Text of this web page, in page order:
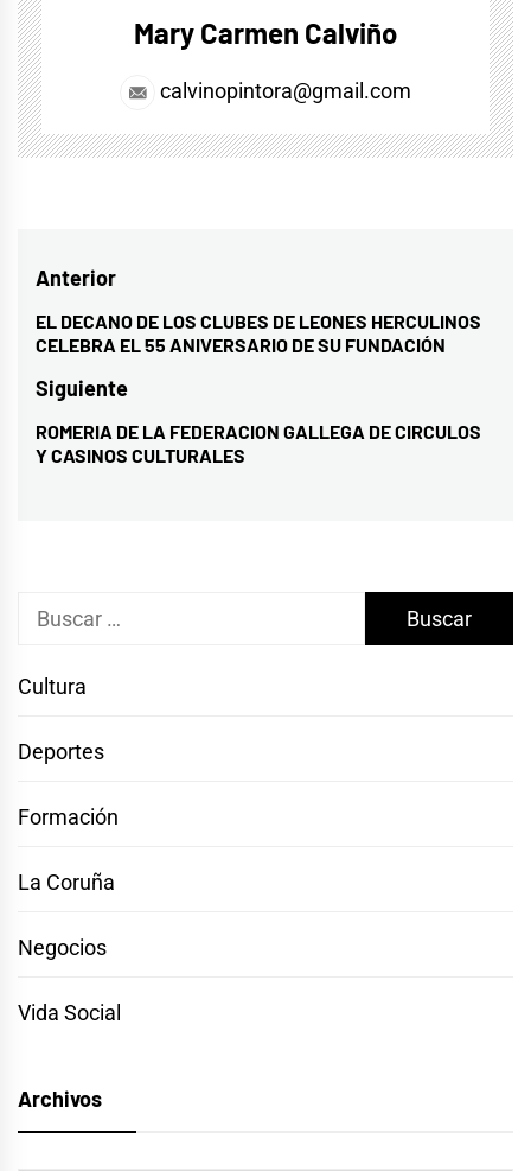
Mary Carmen Calviño
calvinopintora@gmail.com
Navegación
de
Anterior
Entrada
anterior:
EL DECANO DE LOS CLUBES DE LEONES HERCULINOS
CELEBRA EL 55 ANIVERSARIO DE SU FUNDACIÓN
Siguiente
Entrada
siguiente:
ROMERIA DE LA FEDERACION GALLEGA DE CIRCULOS
Y CASINOS CULTURALES
Buscar:
Cultura
Deportes
Formación
La Coruña
Negocios
Vida Social
Archivos